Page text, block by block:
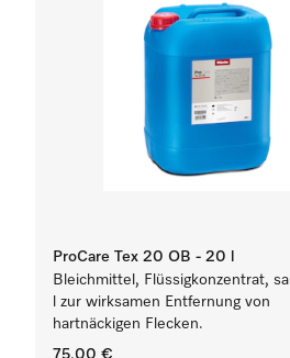
ProCare Tex 20 OB - 20 l
Bleichmittel, Flüssigkonzentrat,
l zur wirksamen Entfernung von
hartnäckigen Flecken.
75,00 €